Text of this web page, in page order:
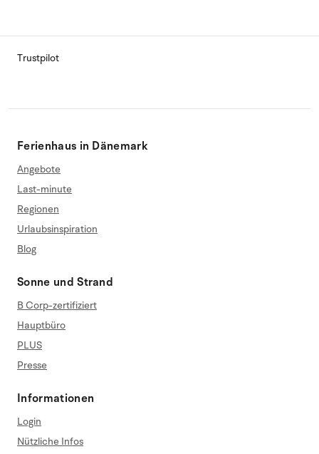
Trustpilot
Ferienhaus in Dänemark
Angebote
Last-minute
Regionen
Urlaubsinspiration
Blog
Sonne und Strand
B Corp-zertifiziert
Hauptbüro
PLUS
Presse
Informationen
Login
Nützliche Infos